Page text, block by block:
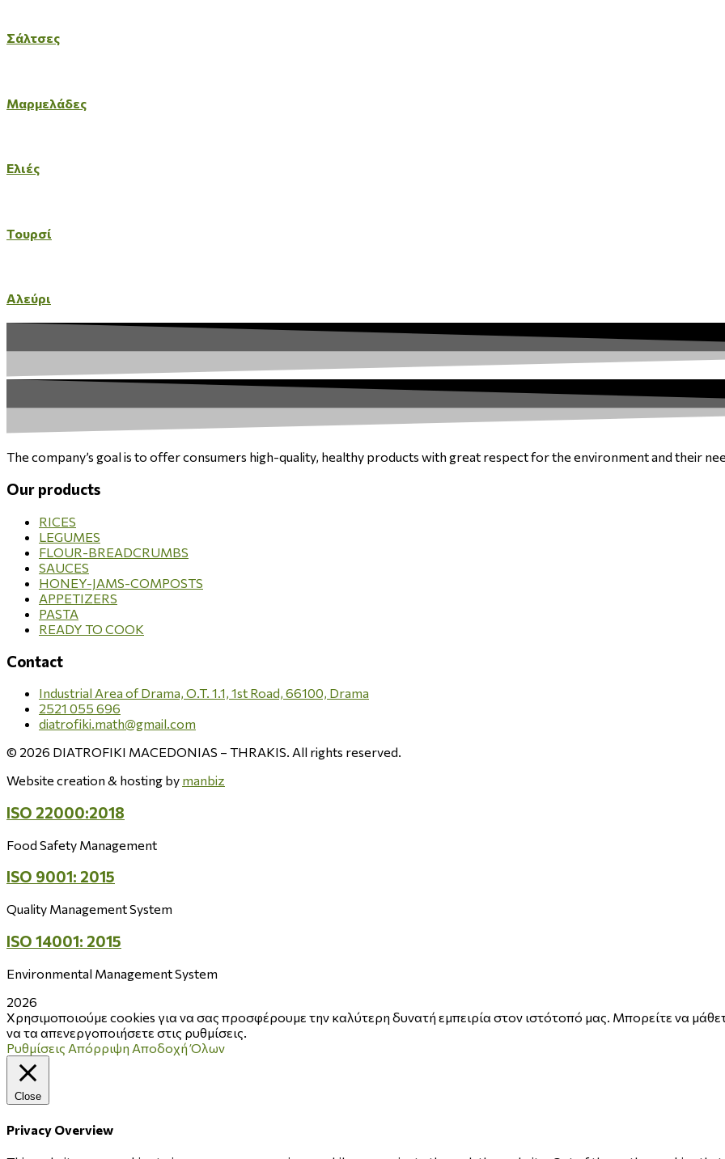
Σάλτσες
Μαρμελάδες
Ελιές
Τουρσί
Αλεύρι
The company’s goal is to offer consumers high-quality, healthy products with great respect for the environment and their
Our products
RICES
LEGUMES
FLOUR-BREADCRUMBS
SAUCES
HONEY-JAMS-COMPOSTS
APPETIZERS
PASTA
READY TO COOK
Contact
Industrial Area of Drama, O.T. 1.1, 1st Road, 66100, Drama
2521 055 696
diatrofiki.math@gmail.com
© 2026 DIATROFIKI MACEDONIAS – THRAKIS. All rights reserved.
Website creation & hosting by manbiz
ISO 22000:2018
Food Safety Management
ISO 9001: 2015
Quality Management System
ISO 14001: 2015
Environmental Management System
2026
Χρησιμοποιούμε cookies για να σας προσφέρουμε την καλύτερη δυνατή εμπειρία στον ιστότοπό μας. Μπορείτε να
να τα απενεργοποιήσετε στις ρυθμίσεις.
Ρυθμίσεις Απόρριψη Αποδοχή Όλων
Close
Privacy Overview